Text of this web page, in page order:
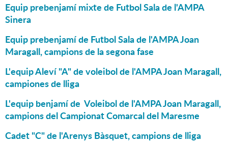
Equip prebenjamí mixte de Futbol Sala de l'AMPA
Sinera
Equip prebenjamí de Futbol Sala de l'AMPA Joan
Maragall, campions de la segona fase
L'equip Aleví "A" de voleibol de l'AMPA Joan Maragall,
campiones de lliga
L'equip benjamí de Voleibol de l'AMPA Joan Maragall,
campions del Campionat Comarcal del Maresme
Cadet "C" de l'Arenys Bàsquet, campions de lliga